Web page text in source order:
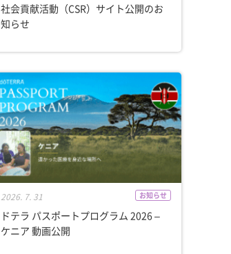
社会貢献活動（CSR）サイト公開のお
知らせ
2026. 7. 31 お知らせ
ドテラ パスポートプログラム 2026 –
ケニア 動画公開